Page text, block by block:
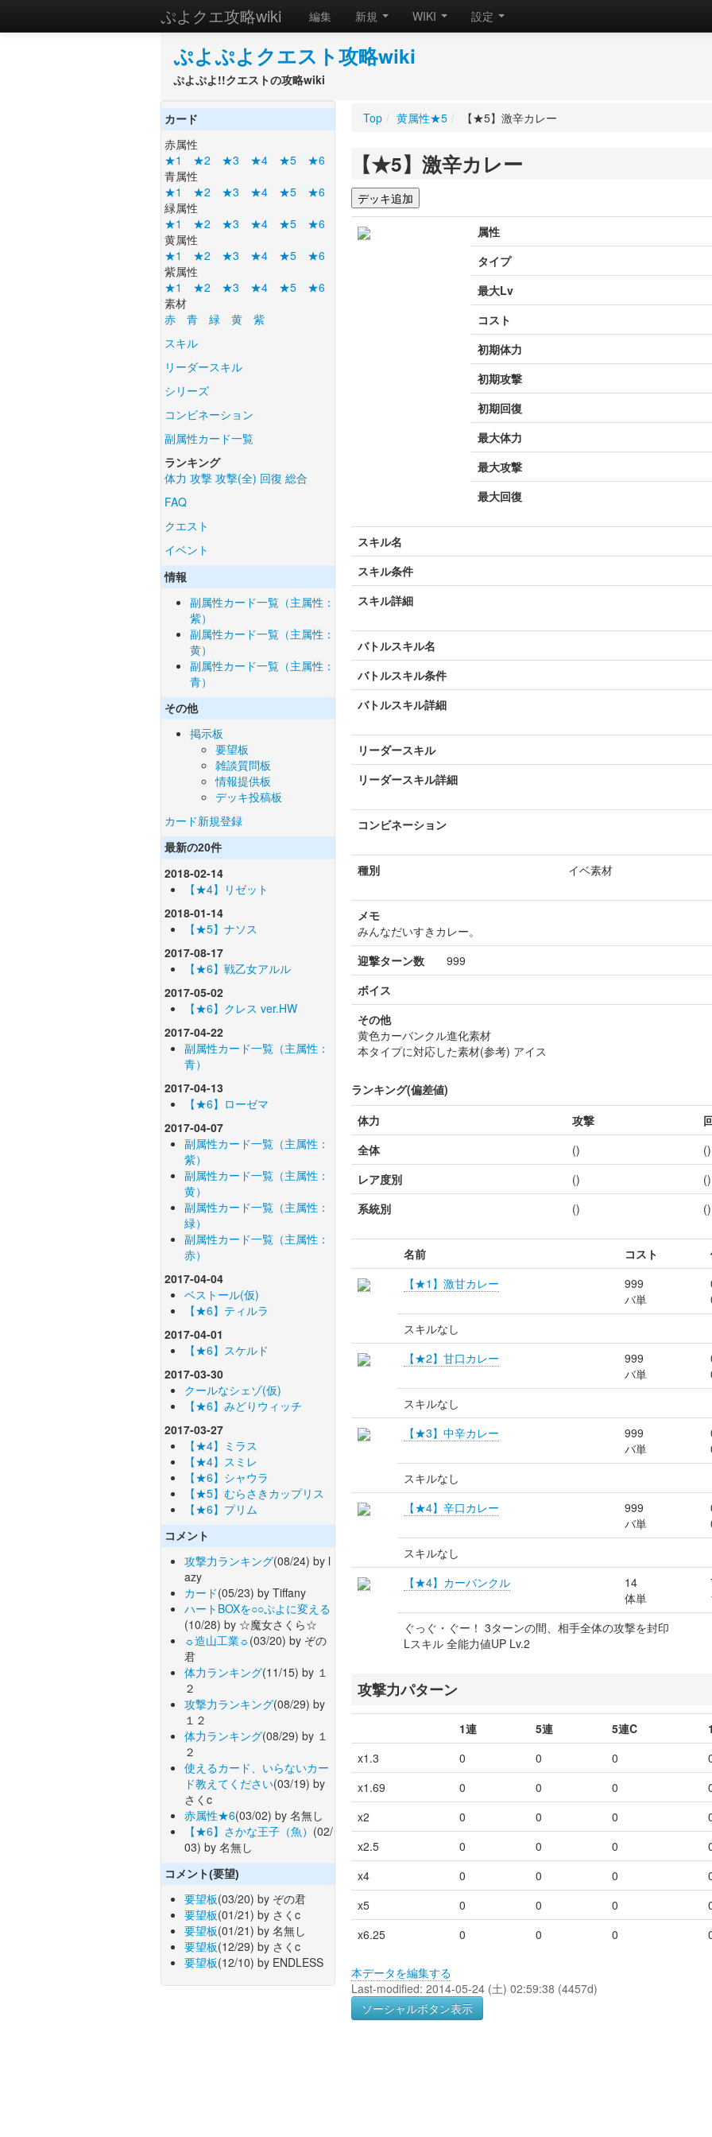
ぷよクエ攻略wiki 編集 新規 WIKI 設定
ぷよぷよクエスト攻略wiki
ぷよぷよ!!クエストの攻略wiki
カード
赤属性
★1
★2 ★3 ★4 ★5
★6
青属性
★1
★2 ★3 ★4 ★5
★6
緑属性
★1
★2 ★3 ★4 ★5
★6
黄属性
★1
★2 ★3 ★4 ★5
★6
紫属性
★1
★2 ★3 ★4 ★5
★6
素材
赤
青 緑 黄
紫
スキル
リーダースキル
シリーズ
コンビネーション
副属性カード一覧
ランキング
体力 攻撃 攻撃(全) 回復 総合
FAQ
クエスト
イベント
情報
副属性カード一覧（主属性：
紫）
副属性カード一覧（主属性：
黄）
副属性カード一覧（主属性：
青）
その他
掲示板
要望板
雑談質問板
情報提供板
デッキ投稿板
カード新規登録
最新の20件
2018-02-14
【★4】リゼット
2018-01-14
【★5】ナソス
2017-08-17
【★6】戦乙女アルル
2017-05-02
【★6】クレス ver.HW
2017-04-22
副属性カード一覧（主属性：
青）
2017-04-13
【★6】ローゼマ
2017-04-07
副属性カード一覧（主属性：
紫）
副属性カード一覧（主属性：
黄）
副属性カード一覧（主属性：
緑）
副属性カード一覧（主属性：
赤）
2017-04-04
ベストール(仮)
【★6】ティルラ
2017-04-01
【★6】スケルド
2017-03-30
クールなシェゾ(仮)
【★6】みどりウィッチ
2017-03-27
【★4】ミラス
【★4】スミレ
【★6】シャウラ
【★5】むらさきカップリス
【★6】プリム
コメント
攻撃力ランキング(08/24) by l
azy
カード(05/23) by Tiffany
ハートBOXを○○ぷよに変える
(10/28) by ☆魔女さくら☆
☼造山工業☼(03/20) by ぞの
君
体力ランキング(11/15) by １
２
攻撃力ランキング(08/29) by
１２
体力ランキング(08/29) by １
２
使えるカード、いらないカー
ド教えてください(03/19) by
さくc
赤属性★6(03/02) by 名無し
【★6】さかな王子（魚） (02/
03) by 名無し
コメント(要望)
要望板(03/20) by ぞの君
要望板(01/21) by さくc
要望板(01/21) by 名無し
要望板(12/29) by さくc
要望板(12/10) by ENDLESS
Top / 黄属性★5 / 【★5】激辛カレー
【★5】激辛カレー
属性
タイプ
最大Lv
コスト
初期体力
初期攻撃
初期回復
最大体力
最大攻撃
最大回復
スキル名
スキル条件
スキル詳細
バトルスキル名
バトルスキル条件
バトルスキル詳細
リーダースキル
リーダースキル詳細
コンビネーション
種別 イベ素材
メモ
みんなだいすきカレー。
迎撃ターン数 999
ボイス
その他
黄色カーバンクル進化素材
本タイプに対応した素材(参考) アイス
ランキング(偏差値)
体力
攻撃
全体
() ()
レア度別
() ()
系統別
() ()
名前 コスト
【★1】激甘カレー
999
バ単
スキルなし
【★2】甘口カレー
999
バ単
スキルなし
【★3】中辛カレー
999
バ単
スキルなし
【★4】辛口カレー
999
バ単
スキルなし
【★4】カーバンクル
14
体単
ぐっぐ・ぐー！ 3ターンの間、相手全体の攻撃を封印
Lスキル 全能力値UP Lv.2
攻撃力パターン
1連 5連 5連C
x1.3
0 0 0
x1.69
0 0 0
x2
0 0 0
x2.5
0 0 0
x4
0 0 0
x5
0 0 0
x6.25
0 0 0
本データを編集する
Last-modified: 2014-05-24 (土) 02:59:38 (4457d)
ソーシャルボタン表示